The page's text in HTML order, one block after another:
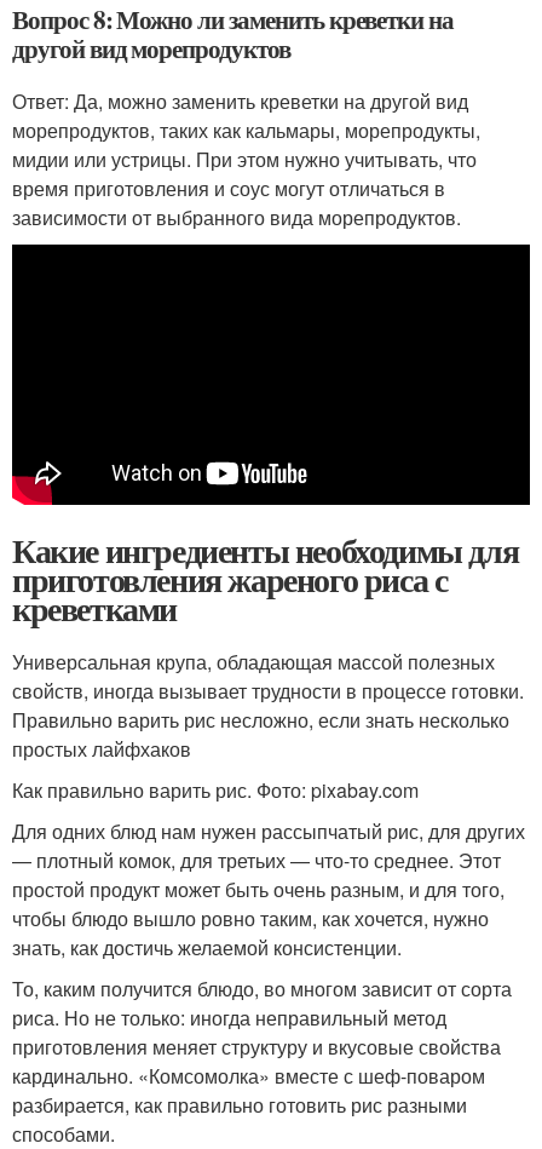
Вопрос 8: Можно ли заменить креветки на
другой вид морепродуктов
Ответ: Да, можно заменить креветки на другой вид
морепродуктов, таких как кальмары, морепродукты,
мидии или устрицы. При этом нужно учитывать, что
время приготовления и соус могут отличаться в
зависимости от выбранного вида морепродуктов.
Какие ингредиенты необходимы для
приготовления жареного риса с
креветками
Универсальная крупа, обладающая массой полезных
свойств, иногда вызывает трудности в процессе готовки.
Правильно варить рис несложно, если знать несколько
простых лайфхаков
Как правильно варить рис. Фото: pixabay.com
Для одних блюд нам нужен рассыпчатый рис, для других
— плотный комок, для третьих — что-то среднее. Этот
простой продукт может быть очень разным, и для того,
чтобы блюдо вышло ровно таким, как хочется, нужно
знать, как достичь желаемой консистенции.
То, каким получится блюдо, во многом зависит от сорта
риса. Но не только: иногда неправильный метод
приготовления меняет структуру и вкусовые свойства
кардинально. «Комсомолка» вместе с шеф-поваром
разбирается, как правильно готовить рис разными
способами.